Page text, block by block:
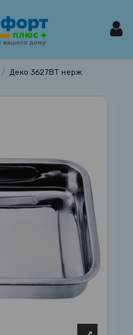
Деко 3627ВТ нерж